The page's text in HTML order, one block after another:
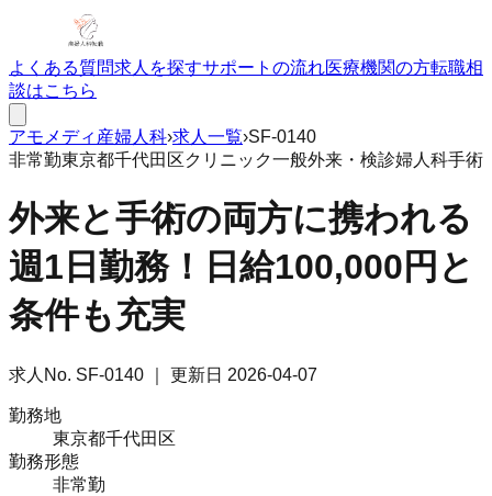
よくある質問求人を探すサポートの流れ医療機関の方転職相
談はこちら
アモメディ 産婦人科›求人一覧›SF-0140
非常勤東京都千代田区クリニック一般外来・検診婦人科手術
外来と手術の両方に携われる
週1日勤務！日給100,000円と
条件も充実
求人No. SF-0140 ｜ 更新日 2026-04-07
勤務地
東京都千代田区
勤務形態
非常勤